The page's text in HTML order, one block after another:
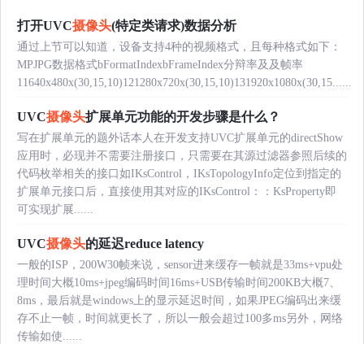
打开UVC摄像头(特定类请求)数据分析
通过上节可以知道，设备支持4种的视频格式，且每种格式如下：
MPJPG数据格式bFormatIndexbFrameIndex分辩率及及帧率
11640x480x(30,15,10)121280x720x(30,15,10)131920x1080x(30,15......
UVC摄像头扩展单元功能的开发步骤是什么？
写在扩展单元的题外话本人在开发支持UVC扩展单元的directShow
应用时，必现并不需要注册接口，只需要在其源过滤器参照后续的
代码枚举相关的接口如IKsControl，IKsTopologyInfo定位到指定的
扩展单元接口后，直接使用其对应的IKsControl：：KsProperty即
可实现扩展......
UVC摄像头的延迟reduce latency
一般的ISP，200W30帧来说，sensor进来缓存一帧就是33ms+vpu处
理时间大概10ms+jpeg编码时间16ms+USB传输时间200KB大概7、
8ms，最后就是windows上的显示延迟时间，如果JPEG编码出来缓
存不止一帧，时间就更长了，所以一般会超过100多ms另外，网络
传输如使......